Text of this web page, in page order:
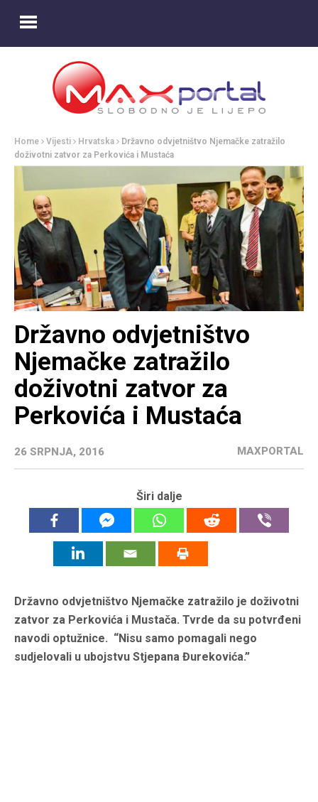
Home Vijesti Hrvatska
Državno odvjetništvo Njemačke zatražilo
doživotni zatvor za Perkovića i Mustaća
Državno odvjetništvo
Njemačke zatražilo
doživotni zatvor za
Perkovića i Mustaća
26 SRPNJA, 2016 MAXPORTAL
Širi dalje
Državno odvjetništvo Njemačke zatražilo je doživotni
zatvor za Perkovića i Mustača. Tvrde da su potvrđeni
navodi optužnice. “Nisu samo pomagali nego
sudjelovali u ubojstvu Stjepana Đurekovića.”